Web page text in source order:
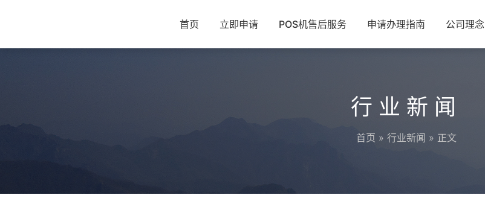
首页 立即申请 POS机售后服务 申请办理指南 公司理念
行业新闻
首页 » 行业新闻 » 正文